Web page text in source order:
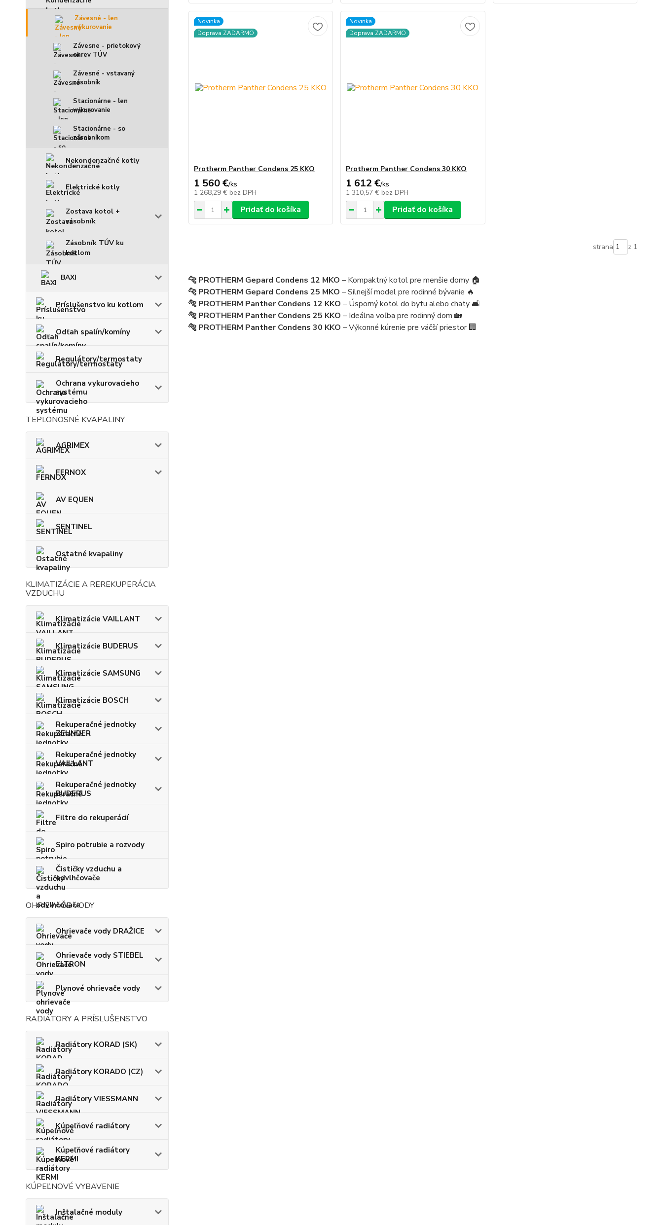
Závesné - len
vykurovanie
Závesne - prietokový
ohrev TÚV
Závesné - vstavaný
zásobník
Stacionárne - len
vykurovanie
Stacionárne - so
zásobníkom
Nekondenzačné kotly
Elektrické kotly
Zostava kotol +
zásobník
Zásobník TÚV ku
kotlom
BAXI
Príslušenstvo ku kotlom
Odťah spalín/komíny
Regulátory/termostaty
Ochrana vykurovacieho
systému
TEPLONOSNÉ KVAPALINY
AGRIMEX
FERNOX
AV EQUEN
SENTINEL
Ostatné kvapaliny
KLIMATIZÁCIE A REREKUPERÁCIA
VZDUCHU
Klimatizácie VAILLANT
Klimatizácie BUDERUS
Klimatizácie SAMSUNG
Klimatizácie BOSCH
Rekuperačné jednotky
ZEHNDER
Rekuperačné jednotky
VAILLANT
Rekuperačné jednotky
BUDERUS
Filtre do rekuperácií
Spiro potrubie a rozvody
Čističky vzduchu a
odvlhčovače
OHRIEVAČE VODY
Ohrievače vody DRAŽICE
Ohrievače vody STIEBEL
ELTRON
Plynové ohrievače vody
RADIÁTORY A PRÍSLUŠENSTVO
Radiátory KORAD (SK)
Radiátory KORADO (CZ)
Radiátory VIESSMANN
Kúpeľňové radiátory
Kúpeľňové radiátory
KERMI
KÚPEĽNOVÉ VYBAVENIE
Inštalačné moduly
Novinka
Doprava ZADARMO
Protherm Panther Condens 25 KKO
1 560 €/ks
1 268,29 € bez DPH
Pridať do košíka
Novinka
Doprava ZADARMO
Protherm Panther Condens 30 KKO
1 612 €/ks
1 310,57 € bez DPH
Pridať do košíka
strana z 1
🐆 PROTHERM Gepard Condens 12 MKO – Kompaktný kotol pre menšie domy 🏠
🐆 PROTHERM Gepard Condens 25 MKO – Silnejší model pre rodinné bývanie 🔥
🐅 PROTHERM Panther Condens 12 KKO – Úsporný kotol do bytu alebo chaty 🛋️
🐅 PROTHERM Panther Condens 25 KKO – Ideálna voľba pre rodinný dom 🏡
🐅 PROTHERM Panther Condens 30 KKO – Výkonné kúrenie pre väčší priestor 🏢